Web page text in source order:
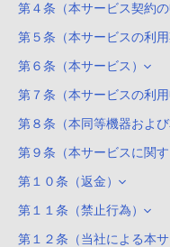
第４条（本サービス契約
第５条（本サービスの利用
第６条（本サービス）
第７条（本サービスの利用
第８条（本同等機器およ
第９条（本サービスに関す
第１０条（返金）
第１１条（禁止行為）
第１２条（当社による本サ